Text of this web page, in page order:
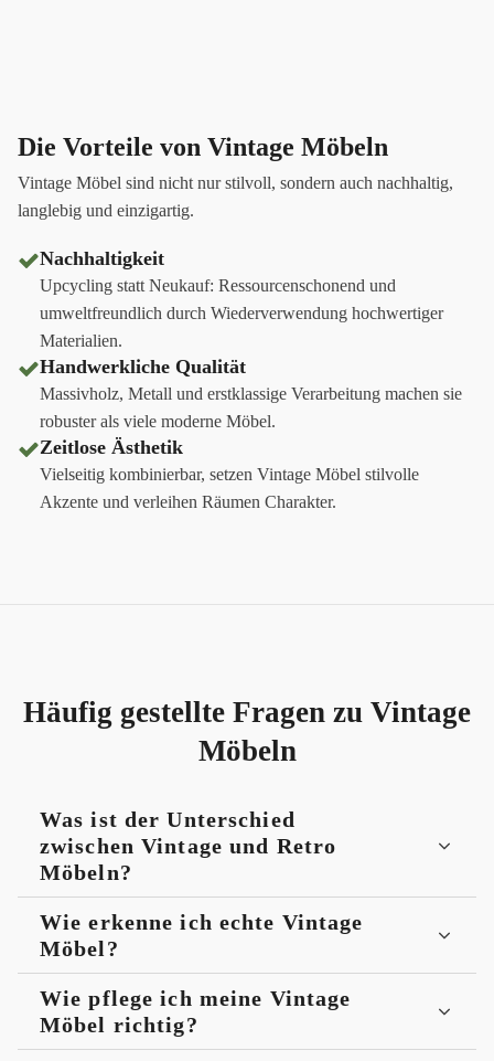
Die Vorteile von Vintage Möbeln
Vintage Möbel sind nicht nur stilvoll, sondern auch nachhaltig,
langlebig und einzigartig.
Nachhaltigkeit
Upcycling statt Neukauf: Ressourcenschonend und
umweltfreundlich durch Wiederverwendung hochwertiger
Materialien.
Handwerkliche Qualität
Massivholz, Metall und erstklassige Verarbeitung machen sie
robuster als viele moderne Möbel.
Zeitlose Ästhetik
Vielseitig kombinierbar, setzen Vintage Möbel stilvolle
Akzente und verleihen Räumen Charakter.
Häufig gestellte Fragen zu Vintage
Möbeln
Was ist der Unterschied
zwischen Vintage und Retro
Möbeln?
Wie erkenne ich echte Vintage
Möbel?
Wie pflege ich meine Vintage
Möbel richtig?